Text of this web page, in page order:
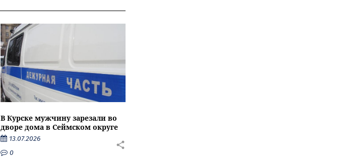
В Курске мужчину зарезали во
дворе дома в Сеймском округе
13.07.2026
0